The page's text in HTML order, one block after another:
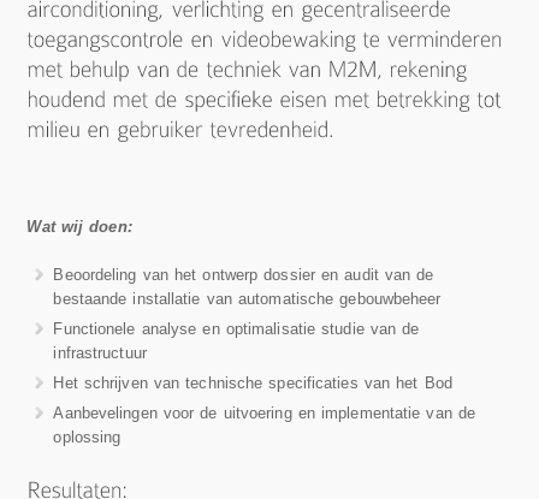
Wat wij doen:
Beoordeling van het ontwerp dossier en audit van de
bestaande installatie van automatische gebouwbeheer
Functionele analyse en optimalisatie studie van de
infrastructuur
Het schrijven van technische specificaties van het Bod
Aanbevelingen voor de uitvoering en implementatie van de
oplossing